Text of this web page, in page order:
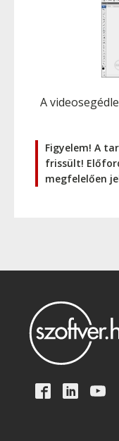
A
Figyelem! A
frissült!
megfelelően